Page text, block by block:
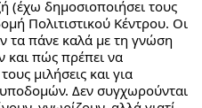
(έχω δημοσιοποιήσει τους
Πολιτιστικού Κέντρου. Οι
τα πάνε καλά με τη γνώση
και πώς πρέπει να
μιλήσεις και για
Δεν συγχωρούνται